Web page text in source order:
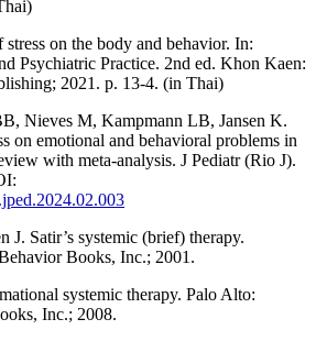
on the body and behavior. In:
Psychiatric Practice. 2nd ed. Khon Kaen:
2021. p. 13-4. (in Thai)
Nieves M, Kampmann LB, Jansen K.
on emotional and behavioral problems in
with meta-analysis. J Pediatr (Rio J).
J. Satir’s systemic (brief) therapy.
Books, Inc.; 2001.
systemic therapy. Palo Alto:
Inc.; 2008.